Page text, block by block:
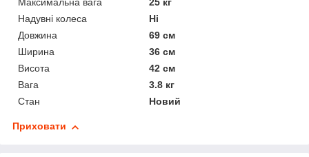
Максимальна вага
25 кг
Надувні колеса
Ні
Довжина
69 см
Ширина
36 см
Висота
42 см
Вага
3.8 кг
Стан
Новий
Приховати